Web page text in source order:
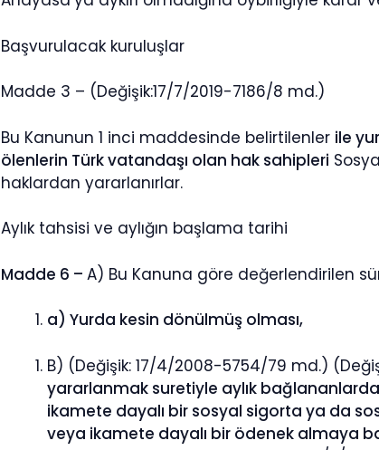
Başvurulacak kuruluşlar
Madde 3 – (Değişik:17/7/2019-7186/8 md.)
Bu Kanunun 1 inci maddesinde belirtilenler ile
ölenlerin Türk vatandaşı olan hak sahipleri
haklardan yararlanırlar.
Aylık tahsisi ve aylığın başlama tarihi
Madde 6 – A) Bu Kanuna göre değerlendirilen
a) Yurda kesin dönülmüş olması,
B) (Değişik: 17/4/2008-5754/79 md.)
yararlanmak suretiyle aylık
ikamete dayalı bir sosyal sigorta ya da
veya ikamete dayalı bir ödenek almaya